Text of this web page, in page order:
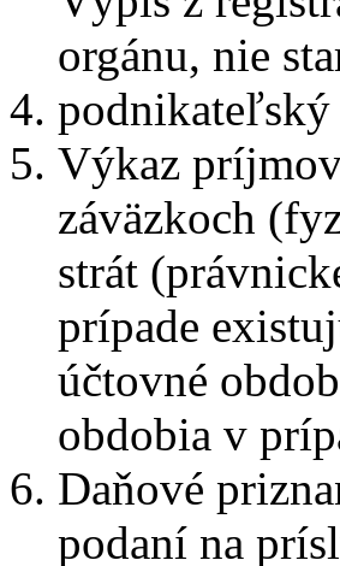
orgánu, nie
podnikateľský
Výkaz
záväzkoch
strát
prípade
účtovné
obdobia v
Daňové
podaní na